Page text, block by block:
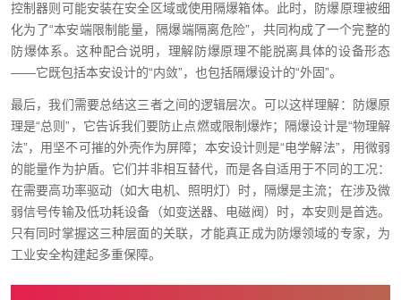
控制器则可能安装在安全区域或使用隔爆箱体。此时，防爆原理被细
化为了“本安端限制能量，隔爆端隔离危险”，共同构成了一个完整的
防爆体系。这种配合说明，理解防爆原理不能脱离具体的设备形态
——它既包括本安设计的“内敛”，也包括隔爆设计的“外固”。
最后，我们需要总结这三者之间的逻辑层次。可以这样理解：防爆原
理是“总则”，它告诉我们要防止点燃或限制爆炸；隔爆设计是“物理解
法”，用坚不可摧的外壳作为屏障；本安设计则是“电学解法”，用微弱
的能量作为护盾。它们并非相互替代，而是各自适用于不同的工况：
在需要高功率驱动（如大电机、照明灯）时，隔爆是主流；在涉及微
弱信号传输及低功耗设备（如变送器、电磁阀）时，本安则是首选。
只有同时掌握这三种层面的关联，才能真正成为防爆领域的专家，为
工业安全构建起多重保障。